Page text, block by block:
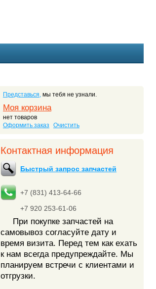
Представься, мы тебя не узнали.
Моя корзина
нет товаров
Оформить заказ
Очистить
Контактная информация
Быстрый запрос запчастей
+7 (831) 413-64-66
+7 920 253-61-06
При покупке запчастей на
самовывоз согласуйте дату и
время визита. Перед тем как ехать
к нам всегда предупреждайте. Мы
планируем встречи с клиентами и
отгрузки.